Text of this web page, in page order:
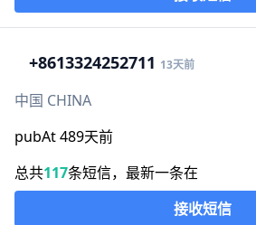
+8613324252711 13天前
中国 CHINA
pubAt 489天前
总共117条短信，最新一条在
接收短信